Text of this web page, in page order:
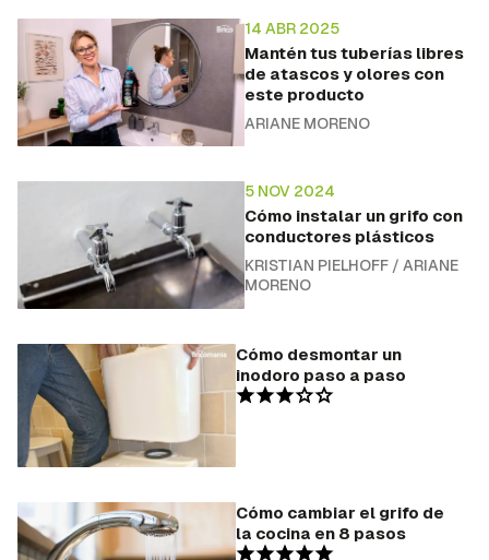
14 ABR 2025
Mantén tus tuberías libres
de atascos y olores con
este producto
ARIANE MORENO
5 NOV 2024
Cómo instalar un grifo con
conductores plásticos
KRISTIAN PIELHOFF / ARIANE
MORENO
Cómo desmontar un
inodoro paso a paso
Cómo cambiar el grifo de
la cocina en 8 pasos